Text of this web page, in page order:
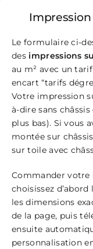
Le formulaire ci-
des impressions
au m² avec un
encart “tarifs
Votre impression
à-dire sans
plus bas). Si vous
montée sur
sur toile avec
Commander votre
choisissez
les dimensions
de la page, puis
ensuite
personnalisation